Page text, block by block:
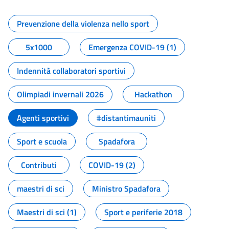
Tutti i contenuti della pagina
Prevenzione della violenza nello sport
5x1000
Emergenza COVID-19 (1)
Indennità collaboratori sportivi
Olimpiadi invernali 2026
Hackathon
Agenti sportivi
#distantimauniti
Sport e scuola
Spadafora
Contributi
COVID-19 (2)
maestri di sci
Ministro Spadafora
Maestri di sci (1)
Sport e periferie 2018